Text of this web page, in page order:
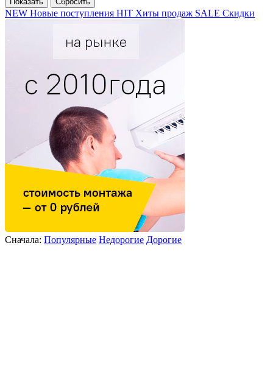
NEW Новые поступления HIT Хиты продаж SALE Скидки
Сначала: Популярные Недорогие Дорогие